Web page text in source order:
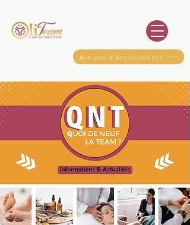
Are you a practitioner?